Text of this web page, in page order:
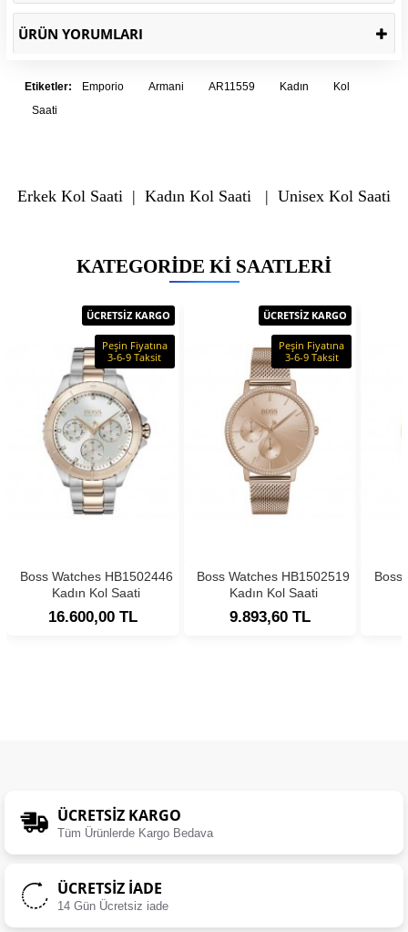
ÜRÜN YORUMLARI
Etiketler: Emporio Armani AR11559 Kadın
Kol
Saati
Erkek Kol Saati| Kadın Kol Saati| Unisex Kol Saati
KATEGORIDE KI SAATLERI
ÜCRETSİZ KARGO
Peşin Fiyatına
3-6-9 Taksit
Boss Watches HB1502446
Kadın Kol Saati
16.600,00 TL
ÜCRETSİZ KARGO
Peşin Fiyatına
3-6-9 Taksit
Boss Watches HB1502519
Kadın Kol Saati
9.893,60 TL
Boss
ÜCRETSIZ KARGO
Tüm Ürünlerde Kargo Bedava
ÜCRETSIZ İADE
14 Gün Ücretsiz iade